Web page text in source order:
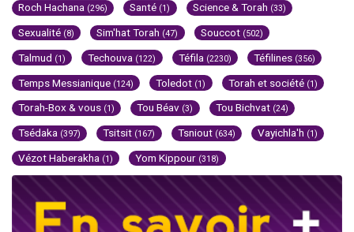
Roch Hachana (296) Santé (1) Science & Torah (33)
Sexualité (8) Sim'hat Torah (47) Souccot (502)
Talmud (1) Techouva (122) Téfila (2230) Téfilines (356)
Temps Messianique (124) Toledot (1) Torah et société (1)
Torah-Box & vous (1) Tou Béav (3) Tou Bichvat (24)
Tsédaka (397) Tsitsit (167) Tsniout (634) Vayichla'h (1)
Vézot Haberakha (1) Yom Kippour (318)